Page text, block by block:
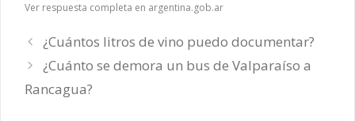
Ver respuesta completa en argentina.gob.ar
¿Cuántos litros de vino puedo documentar?
¿Cuánto se demora un bus de Valparaíso a
Rancagua?